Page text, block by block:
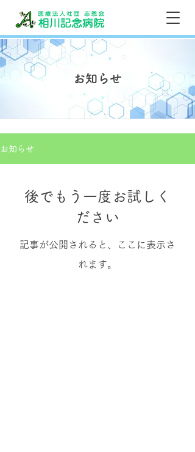
お知らせ
お知らせ
後でもう一度お試しく
ださい
記事が公開されると、ここに表示さ
れます。